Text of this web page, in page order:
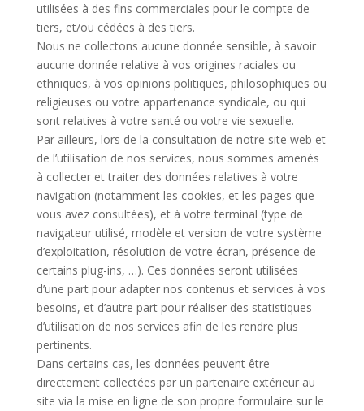
utilisées à des fins commerciales pour le compte de
tiers, et/ou cédées à des tiers.
Nous ne collectons aucune donnée sensible, à savoir
aucune donnée relative à vos origines raciales ou
ethniques, à vos opinions politiques, philosophiques ou
religieuses ou votre appartenance syndicale, ou qui
sont relatives à votre santé ou votre vie sexuelle.
Par ailleurs, lors de la consultation de notre site web et
de l’utilisation de nos services, nous sommes amenés
à collecter et traiter des données relatives à votre
navigation (notamment les cookies, et les pages que
vous avez consultées), et à votre terminal (type de
navigateur utilisé, modèle et version de votre système
d’exploitation, résolution de votre écran, présence de
certains plug-ins, …). Ces données seront utilisées
d’une part pour adapter nos contenus et services à vos
besoins, et d’autre part pour réaliser des statistiques
d’utilisation de nos services afin de les rendre plus
pertinents.
Dans certains cas, les données peuvent être
directement collectées par un partenaire extérieur au
site via la mise en ligne de son propre formulaire sur le